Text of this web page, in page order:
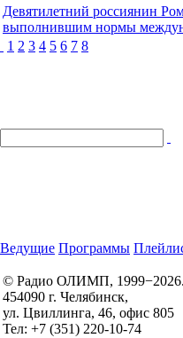
Девятилетний россиянин
выполнившим нормы
1 2 3 4 5 6 7 8
Ведущие Программы
© Радио ОЛИМП, 1999−2026.
454090 г. Челябинск,
ул. Цвиллинга, 46, офис 805
Тел: +7 (351) 220-10-74